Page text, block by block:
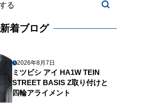
新着ブログ
2026年8月7日
ミツビシ アイ HA1W TEIN
STREET BASIS Z取り付けと
四輪アライメント